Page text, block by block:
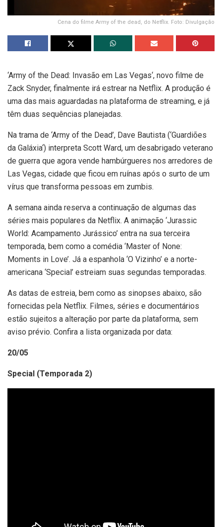
Cena do filme Army of the dead, do Netflix. Foto: Divulgação
‘Army of the Dead: Invasão em Las Vegas‘, novo filme de
Zack Snyder, finalmente irá estrear na Netflix. A produção é
uma das mais aguardadas na plataforma de streaming, e já
têm duas sequências planejadas.
Na trama de ‘Army of the Dead’, Dave Bautista (‘Guardiões
da Galáxia‘) interpreta Scott Ward, um desabrigado veterano
de guerra que agora vende hambúrgueres nos arredores de
Las Vegas, cidade que ficou em ruínas após o surto de um
vírus que transforma pessoas em zumbis.
A semana ainda reserva a continuação de algumas das
séries mais populares da Netflix. A animação ‘Jurassic
World: Acampamento Jurássico’ entra na sua terceira
temporada, bem como a comédia ‘Master of None:
Moments in Love’. Já a espanhola ‘O Vizinho’ e a norte-
americana ‘Special’ estreiam suas segundas temporadas.
As datas de estreia, bem como as sinopses abaixo, são
fornecidas pela Netflix. Filmes, séries e documentários
estão sujeitos a alteração por parte da plataforma, sem
aviso prévio. Confira a lista organizada por data:
20/05
Special (Temporada 2)